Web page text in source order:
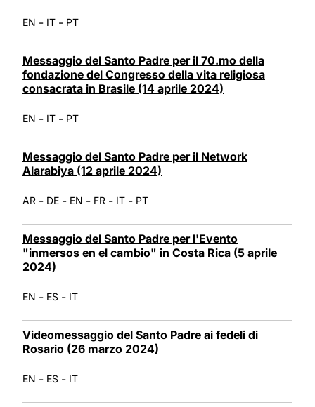
EN - IT - PT
Messaggio del Santo Padre per il 70.mo della
fondazione del Congresso della vita religiosa
consacrata in Brasile (14 aprile 2024)
EN - IT - PT
Messaggio del Santo Padre per il Network
Alarabiya (12 aprile 2024)
AR - DE - EN - FR - IT - PT
Messaggio del Santo Padre per l'Evento
"inmersos en el cambio" in Costa Rica (5 aprile
2024)
EN - ES - IT
Videomessaggio del Santo Padre ai fedeli di
Rosario (26 marzo 2024)
EN - ES - IT